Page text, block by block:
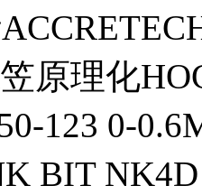
原理化
123 0-
BIT